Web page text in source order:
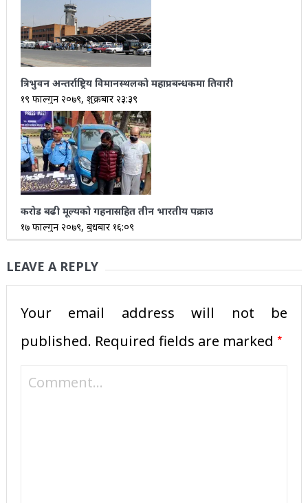
त्रिभुवन अन्तर्राष्ट्रिय विमानस्थलको महाप्रबन्धकमा तिवारी
१९ फाल्गुन २०७९, शुक्रबार २३:३९
करोड बढी मूल्यको गहनासहित तीन भारतीय पक्राउ
१७ फाल्गुन २०७९, बुधबार १६:०९
LEAVE A REPLY
Your email address will not be
published. Required fields are marked *